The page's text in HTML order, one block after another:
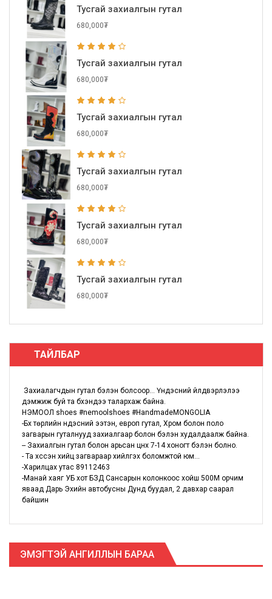
Тусгай захиалгын гутал
680,000₮
Тусгай захиалгын гутал
680,000₮
Тусгай захиалгын гутал
680,000₮
Тусгай захиалгын гутал
680,000₮
Тусгай захиалгын гутал
680,000₮
Тусгай захиалгын гутал
680,000₮
ТАЙЛБАР
Захиалагчдын гутал бэлэн болсоор... Үндэсний үйлдвэрлэлээ
дэмжиж буй та бүхэндээ талархаж байна.
НЭМООЛ shoes #nemoolshoes #HandmadeMONGOLIA
-Бүх төрлийн үндэсний ээтэн, европ гутал, Хром болон поло
загварын гуталнууд захиалгаар болон бэлэн худалдаалж байна.
-- Захиалгын гутал болон арьсан цүнх 7-14 хоногт бэлэн болно.
- Та хүссэн хийц загвараар хийлгэх боломжтой юм...
-Харилцах утас 89112463
-Манай хаяг УБ хот БЗД Сансарын колонкоос хойш 500М орчим
яваад Дарь Эхийн автобусны Дунд буудал, 2 давхар саарал
байшин
ЭМЭГТЭЙ АНГИЛЛЫН БАРАА